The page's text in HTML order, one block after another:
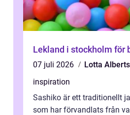
Lekland i stockholm för
07 juli 2026
Lotta
inspiration
Sashiko är ett traditionellt
som har förvandlats från